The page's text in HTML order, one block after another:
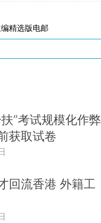
精选版电邮
”考试规模化作弊
获取试卷
回流香港 外籍工